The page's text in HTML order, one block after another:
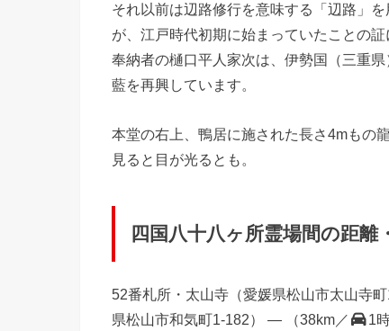
それ以前は辺路修行を意味する「辺路」
が、江戸時代初期に始まっていたことの証
奉納者の樋口平人家次は、伊勢国（三重
藍を再興しています。
本堂の右上、鴨居に施された長さ4mもの
見ると目が光るとも。
四国八十八ヶ所霊場間の距離
52番札所・太山寺（愛媛県松山市太山寺
県松山市和気町1-182） — （38km／
1